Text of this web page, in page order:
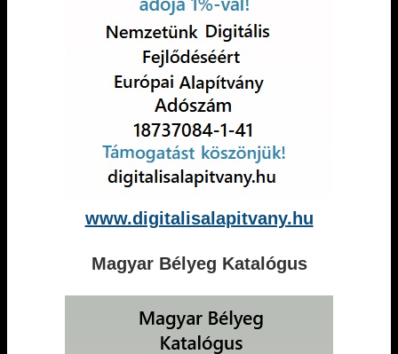
www.digitalisalapitvany.hu
Magyar Bélyeg Katalógus